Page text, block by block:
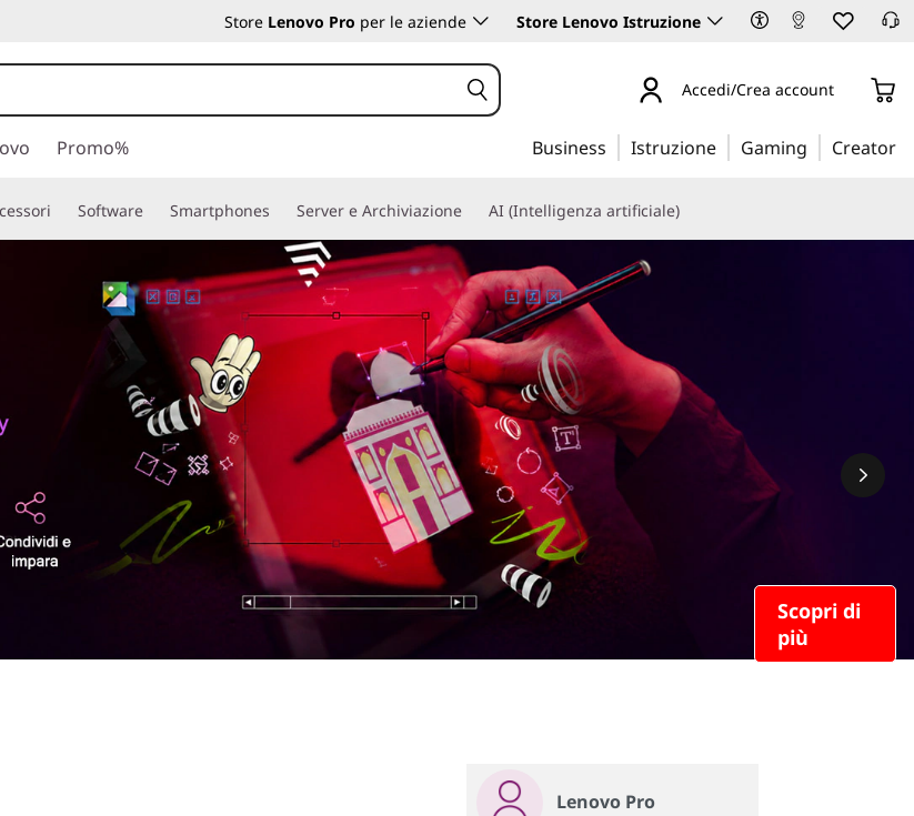
Store Lenovo Pro per le aziende Store Lenovo Istruzione
Accedi/Crea account
Promo% Business Istruzione Gaming Creator
Software Smartphones Server e Archiviazione AI (Intelligenza artificiale)
Scopri di
più
Lenovo Pro